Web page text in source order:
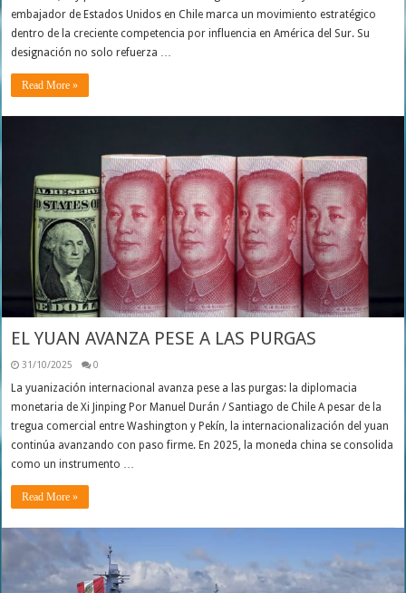
embajador de Estados Unidos en Chile marca un movimiento estratégico
dentro de la creciente competencia por influencia en América del Sur. Su
designación no solo refuerza …
Read More »
EL YUAN AVANZA PESE A LAS PURGAS
31/10/2025 0
La yuanización internacional avanza pese a las purgas: la diplomacia
monetaria de Xi Jinping Por Manuel Durán / Santiago de Chile A pesar de la
tregua comercial entre Washington y Pekín, la internacionalización del yuan
continúa avanzando con paso firme. En 2025, la moneda china se consolida
como un instrumento …
Read More »